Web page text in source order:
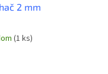
2 mm
(1 ks)